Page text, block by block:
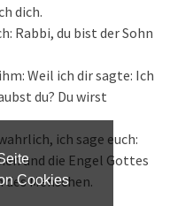
Cookies
dich.
Rabbi, du bist der Sohn
Weil ich dir sagte: Ich
du? Du wirst
ich sage euch:
und die Engel Gottes
Menschen.